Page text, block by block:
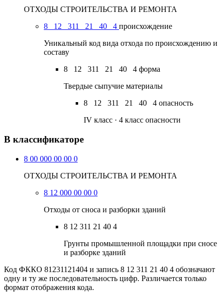
ОТХОДЫ СТРОИТЕЛЬСТВА И РЕМОНТА
8
12 311 21 40 4 происхождение
Уникальный код вида отхода по происхождению и
составу
8
12 311 21 40 4 форма
Твердые сыпучие материалы
8
12 311 21 40 4 опасность
IV класс · 4 класс опасности
В классификаторе
8 00 000 00 00 0
ОТХОДЫ СТРОИТЕЛЬСТВА И РЕМОНТА
8 12 000 00 00 0
Отходы от сноса и разборки зданий
8 12 311 21 40 4
Грунты промышленной площадки при сносе
и разборке зданий
Код ФККО 81231121404 и запись 8 12 311 21 40 4 обозначают
одну и ту же последовательность цифр. Различается только
формат отображения кода.